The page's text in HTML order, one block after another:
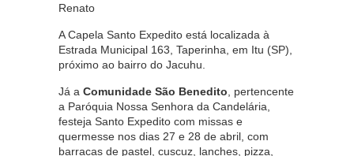
Renato
A Capela Santo Expedito está localizada à
Estrada Municipal 163, Taperinha, em Itu (SP),
próximo ao bairro do Jacuhu.
Já a Comunidade São Benedito , pertencente
a Paróquia Nossa Senhora da Candelária,
festeja Santo Expedito com missas e
quermesse nos dias 27 e 28 de abril, com
barracas de pastel, cuscuz, lanches, pizza,